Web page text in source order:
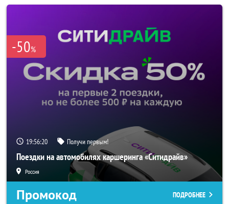
-50%
19:56:18 Получи первым!
Поездки на автомобилях каршеринга «Ситидрайв»
Россия
Промокод ПОДРОБНЕЕ